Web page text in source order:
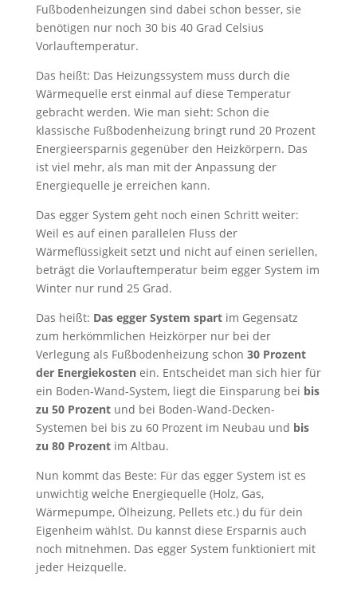
Fußbodenheizungen sind dabei schon besser, sie
benötigen nur noch 30 bis 40 Grad Celsius
Vorlauftemperatur.
Das heißt: Das Heizungssystem muss durch die
Wärmequelle erst einmal auf diese Temperatur
gebracht werden. Wie man sieht: Schon die
klassische Fußbodenheizung bringt rund 20 Prozent
Energieersparnis gegenüber den Heizkörpern. Das
ist viel mehr, als man mit der Anpassung der
Energiequelle je erreichen kann.
Das egger System geht noch einen Schritt weiter:
Weil es auf einen parallelen Fluss der
Wärmeflüssigkeit setzt und nicht auf einen seriellen,
beträgt die Vorlauftemperatur beim egger System im
Winter nur rund 25 Grad.
Das heißt: Das egger System spartim Gegensatz
zum herkömmlichen Heizkörper nur bei der
Verlegung als Fußbodenheizung schon 30 Prozent
der Energiekostenein. Entscheidet man sich hier für
ein Boden-Wand-System, liegt die Einsparung bei bis
zu 50 Prozentund bei Boden-Wand-Decken-
Systemen bei bis zu 60 Prozent im Neubau und bis
zu 80 Prozentim Altbau.
Nun kommt das Beste: Für das egger System ist es
unwichtig welche Energiequelle (Holz, Gas,
Wärmepumpe, Ölheizung, Pellets etc.) du für dein
Eigenheim wählst. Du kannst diese Ersparnis auch
noch mitnehmen. Das egger System funktioniert mit
jeder Heizquelle.